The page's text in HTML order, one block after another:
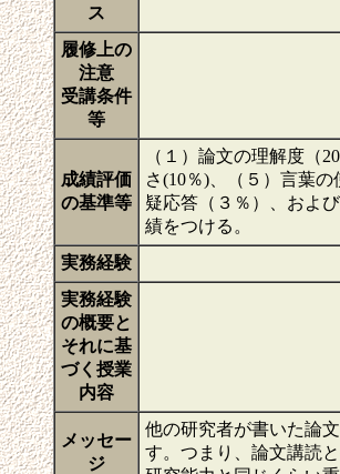
ス
履修上の
注意
受講条件
等
成績評価
の基準等
（１）論文の理解度（
さ(10％)、（５）言葉
疑応答（３％）、およ
績をつける。
実務経験
実務経験
の概要と
それに基
づく授業
内容
メッセー
ジ
他の研究者が書いた論
す。つまり、論文講読